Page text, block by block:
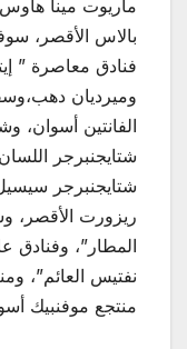
ماريوت مينا هاوس
بالاس الأقصر،
فنادق معاصرة ”
وميرديان
الفانتين أسوان،
شتايجنبرجر
شتايجنبرجر
ريزورت الأقصر،
المطار”، وفنادق
نفتيس العائم”،
منتجع موفنبيك